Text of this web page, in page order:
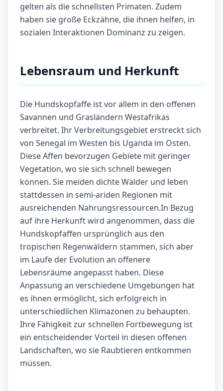
gelten als die schnellsten Primaten. Zudem
haben sie große Eckzähne, die ihnen helfen, in
sozialen Interaktionen Dominanz zu zeigen.
Lebensraum und Herkunft
Die Hundskopfaffe ist vor allem in den offenen
Savannen und Grasländern Westafrikas
verbreitet. Ihr Verbreitungsgebiet erstreckt sich
von Senegal im Westen bis Uganda im Osten.
Diese Affen bevorzugen Gebiete mit geringer
Vegetation, wo sie sich schnell bewegen
können. Sie meiden dichte Wälder und leben
stattdessen in semi-ariden Regionen mit
ausreichenden Nahrungsressourcen.In Bezug
auf ihre Herkunft wird angenommen, dass die
Hundskopfaffen ursprünglich aus den
tropischen Regenwäldern stammen, sich aber
im Laufe der Evolution an offenere
Lebensräume angepasst haben. Diese
Anpassung an verschiedene Umgebungen hat
es ihnen ermöglicht, sich erfolgreich in
unterschiedlichen Klimazonen zu behaupten.
Ihre Fähigkeit zur schnellen Fortbewegung ist
ein entscheidender Vorteil in diesen offenen
Landschaften, wo sie Raubtieren entkommen
müssen.